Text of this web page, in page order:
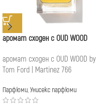
аромат сходен с OUD WOOD
аромат сходен с OUD WOOD by
Tom Ford | Martinez 766
Парфюми,Унисекс парфюми